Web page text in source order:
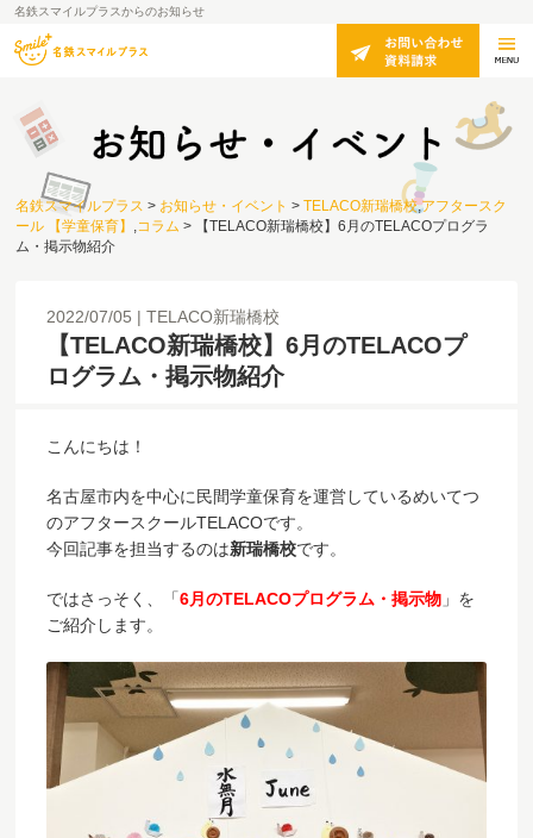
名鉄スマイルプラスからのお知らせ
名鉄スマイルプラス > お知らせ・イベント > TELACO新瑞橋校,アフタースク
ール 【学童保育】 ,コラム >
【TELACO新瑞橋校】6月のTELACOプログラ
ム・掲示物紹介
2022/07/05 TELACO新瑞橋校
【TELACO新瑞橋校】6月のTELACOプ
ログラム・掲示物紹介
こんにちは！
名古屋市内を中心に民間学童保育を運営しているめいてつ
のアフタースクールTELACOです。
今回記事を担当するのは新瑞橋校です。
ではさっそく、「6月のTELACOプログラム・掲示物」を
ご紹介します。